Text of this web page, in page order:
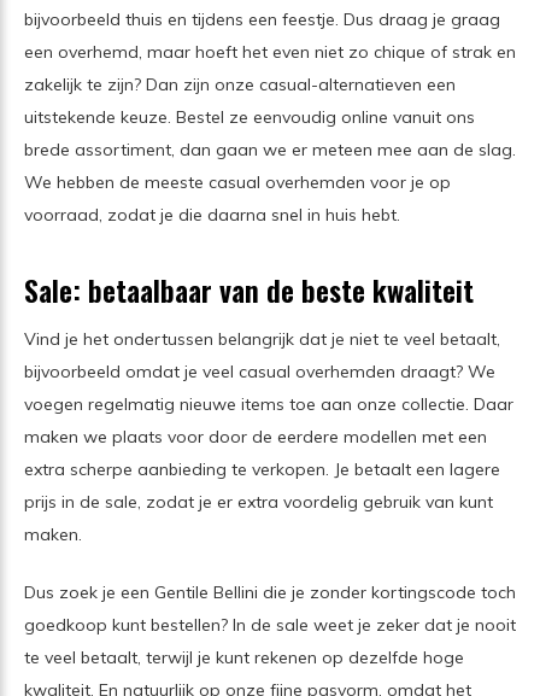
bijvoorbeeld thuis en tijdens een feestje. Dus draag je graag
een overhemd, maar hoeft het even niet zo chique of strak en
zakelijk te zijn? Dan zijn onze casual-alternatieven een
uitstekende keuze. Bestel ze eenvoudig online vanuit ons
brede assortiment, dan gaan we er meteen mee aan de slag.
We hebben de meeste casual overhemden voor je op
voorraad, zodat je die daarna snel in huis hebt.
Sale: betaalbaar van de beste kwaliteit
Vind je het ondertussen belangrijk dat je niet te veel betaalt,
bijvoorbeeld omdat je veel casual overhemden draagt? We
voegen regelmatig nieuwe items toe aan onze collectie. Daar
maken we plaats voor door de eerdere modellen met een
extra scherpe aanbieding te verkopen. Je betaalt een lagere
prijs in de sale, zodat je er extra voordelig gebruik van kunt
maken.
Dus zoek je een Gentile Bellini die je zonder kortingscode toch
goedkoop kunt bestellen? In de sale weet je zeker dat je nooit
te veel betaalt, terwijl je kunt rekenen op dezelfde hoge
kwaliteit. En natuurlijk op onze fijne pasvorm, omdat het